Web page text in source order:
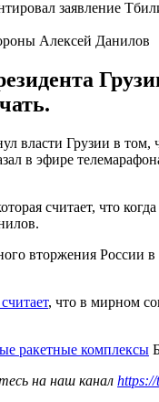
Алексей Данилов
Грузии в том,
в эфире
считает, что
вторжения России
, что в мирном
ракетные комплексы
на наш канал https://